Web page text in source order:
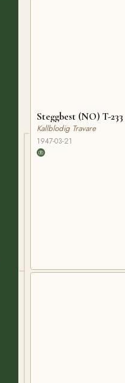
Steggbest (NO) T-233
Kallblodig Travare
1947-03-21